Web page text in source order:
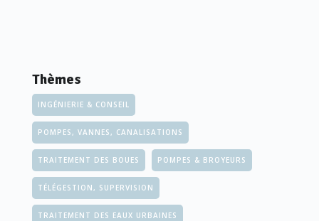
Thèmes
INGÉNIERIE & CONSEIL
POMPES, VANNES, CANALISATIONS
TRAITEMENT DES BOUES POMPES & BROYEURS
TÉLÉGESTION, SUPERVISION
TRAITEMENT DES EAUX URBAINES